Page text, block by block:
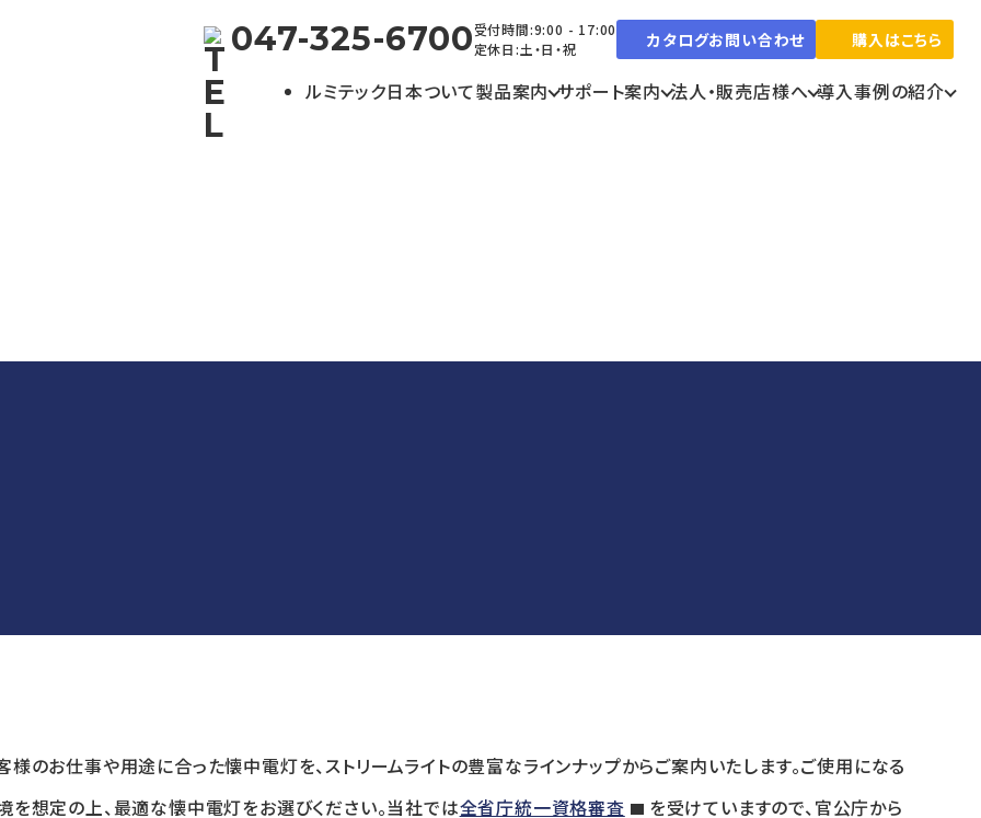
047-325-6700受付時間:9:00 - 17:00
定休日:土・日・祝
カタログお問い合わせ 購入はこちら
ルミテック日本ついて製品案内 サポート案内 法人・販売店様へ 導入事例の紹介
様のお仕事や用途に合った懐中電灯を、ストリームライトの豊富なラインナップからご案内いたします。ご使用になる
を想定の上、最適な懐中電灯をお選びください。当社では全省庁統一資格審査
を受けていますので、官公庁から